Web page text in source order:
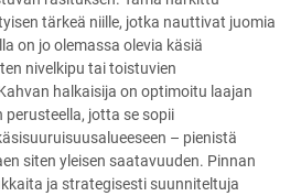
tärkeä niille, jotka nauttivat juomia
on jo olemassa olevia käsiä
nivelkipu tai toistuvien
halkaisija on optimoitu laajan
jotta se sopii
– pienistä
siten yleisen saatavuuden. Pinnan
ja strategisesti suunniteltuja